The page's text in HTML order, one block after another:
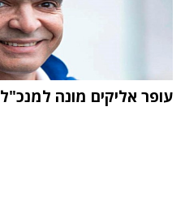
עופר אליקים מונה למנכ"ל RSL אלקטרוניקה